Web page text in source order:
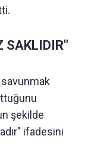
SAKLIDIR"
savunmak
şekilde
ifadesini